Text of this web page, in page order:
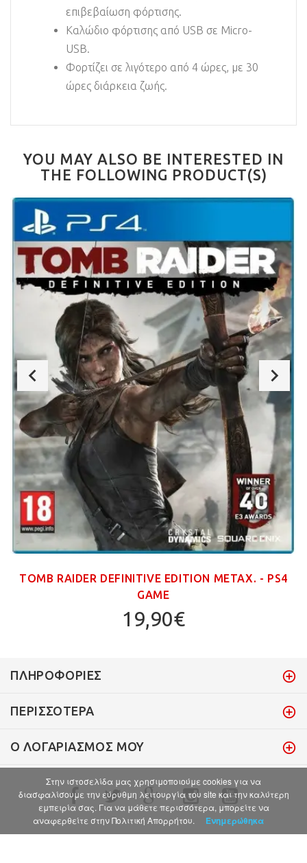
επιβεβαίωση φόρτισης.
Καλώδιο φόρτισης από USB σε Micro-
USB.
Φορτίζει σε λιγότερο από 4 ώρες, με 30
ώρες διάρκεια ζωής.
YOU MAY ALSO BE INTERESTED IN
THE FOLLOWING PRODUCT(S)
TOMB RAIDER DEFINITIVE EDITION ΜΕΤΑΧ. - PS4
GAME
19,90€
ΠΛΗΡΟΦΟΡΊΕΣ
ΠΕΡΙΣΣΌΤΕΡΑ
Ο ΛΟΓΑΡΙΑΣΜΌΣ ΜΟΥ
Στην ιστοσελίδα μας χρησιμοποιούμε cookies για να
διασφαλίσουμε την εύρυθμη λειτουργία του site και την καλύτερη
εμπειρία σας. Για να μάθετε περισσότερα, μπορείτε να
αναφερθείτε στην Πολιτική Απορρήτου.
Ενημερώθηκα